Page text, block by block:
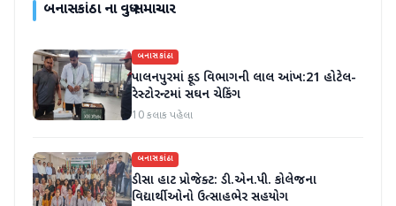
બનાસકાંઠાના વધુ સમાચાર
બનાસકાંઠા
પાલનપુરમાં ફૂડ વિભાગની લાલ આંખ:21 હોટેલ-
રેસ્ટોરન્ટમાં સઘન ચેકિંગ
10 કલાક પહેલા
બનાસકાંઠા
ડીસા હાટ પ્રોજેક્ટ: ડી.એન.પી. કોલેજના
વિદ્યાર્થીઓનો ઉત્સાહભેર સહયોગ